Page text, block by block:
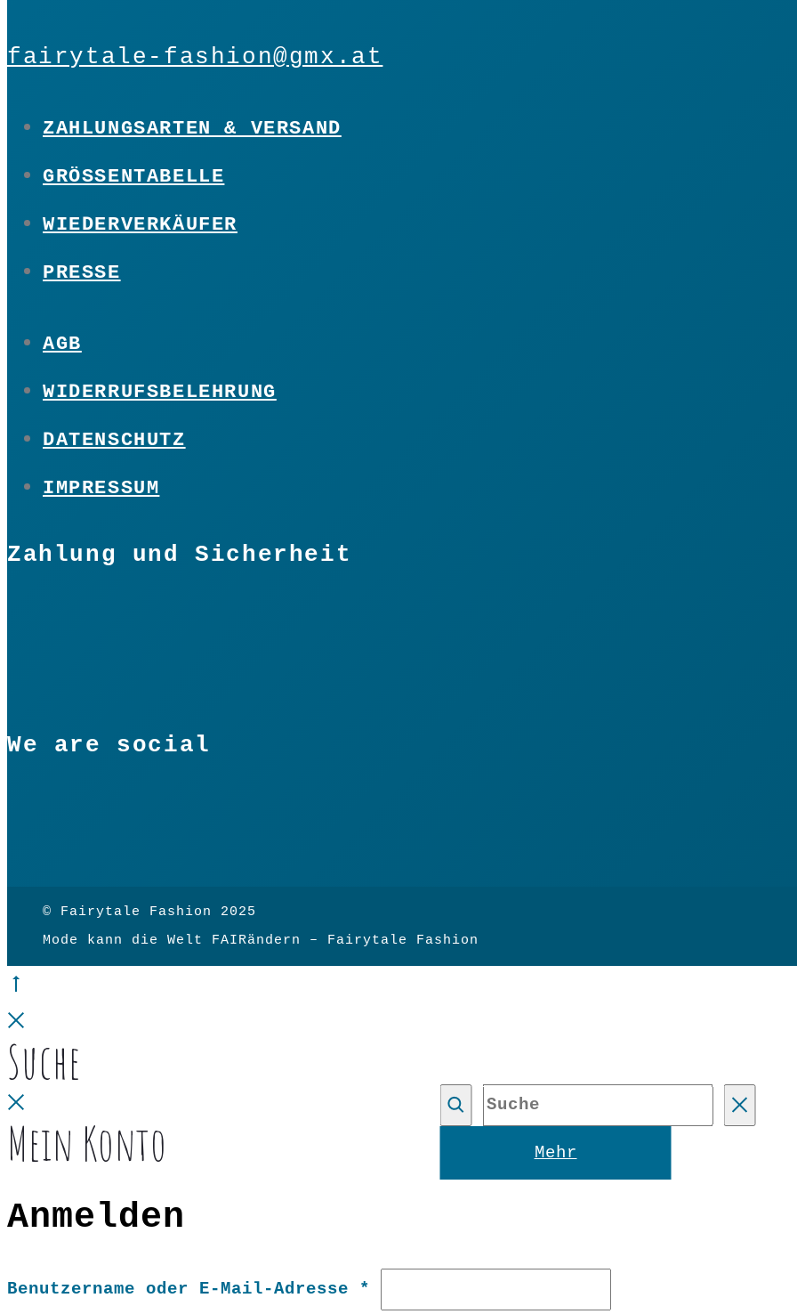
fairytale-fashion@gmx.at
ZAHLUNGSARTEN & VERSAND
GRÖSSENTABELLE
WIEDERVERKÄUFER
PRESSE
AGB
WIDERRUFSBELEHRUNG
DATENSCHUTZ
IMPRESSUM
Zahlung und Sicherheit
We are social
© Fairytale Fashion 2025
Mode kann die Welt FAIRändern – Fairytale Fashion
top
Suche
Mehr
Mein Konto
Anmelden
Benutzername oder E-Mail-Adresse *